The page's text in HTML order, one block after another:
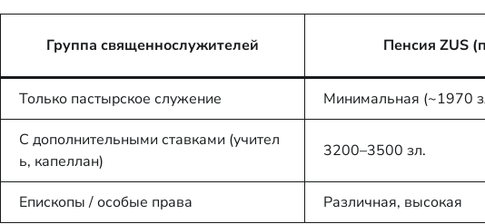
Группа священнослужителей Пенсия ZUS
Только пастырское служение Минимальная (~1970
С дополнительными ставками (учител
ь, капеллан)
3200–3500 зл.
Епископы / особые права Различная, высокая